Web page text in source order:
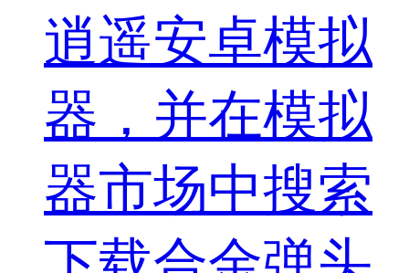
逍遥安卓模拟
器，并在模拟
器市场中搜索